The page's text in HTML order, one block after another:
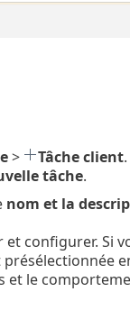
> Tâche client.
tâche.
nom et la
configurer. Si
et le